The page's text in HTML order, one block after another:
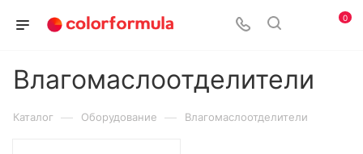
0
Влагомаслоотделители
Каталог — Оборудование — Влагомаслоотделители